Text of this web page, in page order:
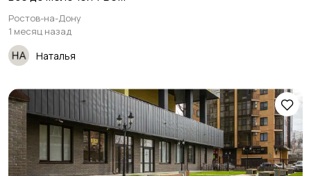
Ростов-на-Дону
1 месяц назад
Наталья